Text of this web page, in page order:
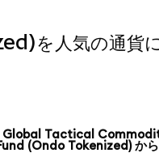
人気の通貨
Global Tactical
(Ondo Tokenized) か